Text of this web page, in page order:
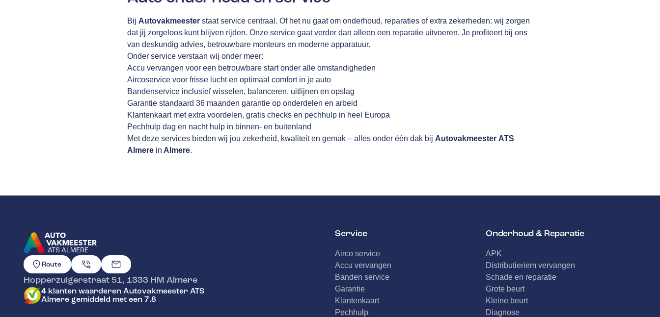
Bij Autovakmeester staat service centraal. Of het nu gaat om onderhoud, reparaties of extra zekerheden: wij zorgen
dat jij zorgeloos kunt blijven rijden. Onze service gaat verder dan alleen een reparatie uitvoeren. Je profiteert bij ons
van deskundig advies, betrouwbare monteurs en moderne apparatuur.
Onder service verstaan wij onder meer:
Accu vervangen voor een betrouwbare start onder alle omstandigheden
Aircoservice voor frisse lucht en optimaal comfort in je auto
Bandenservice inclusief wisselen, balanceren, uitlijnen en opslag
Garantie standaard 36 maanden garantie op onderdelen en arbeid
Klantenkaart met extra voordelen, gratis checks en pechhulp in heel Europa
Pechhulp dag en nacht hulp in binnen- en buitenland
Met deze services bieden wij jou zekerheid, kwaliteit en gemak – alles onder één dak bij Autovakmeester ATS
Almere in Almere.
ATS ALMERE
GA NAAR DE HOMEPAGINA
Route
Hopperzuigerstraat 51, 1333 HM Almere
4 klanten waarderen Autovakmeester ATS
Almere gemiddeld met een 7.8
Service
Airco service
Accu vervangen
Banden service
Garantie
Klantenkaart
Pechhulp
Onderhoud & Reparatie
APK
Distributieriem vervangen
Schade en reparatie
Grote beurt
Kleine beurt
Diagnose